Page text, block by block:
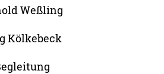
Weßling
Kölkebeck